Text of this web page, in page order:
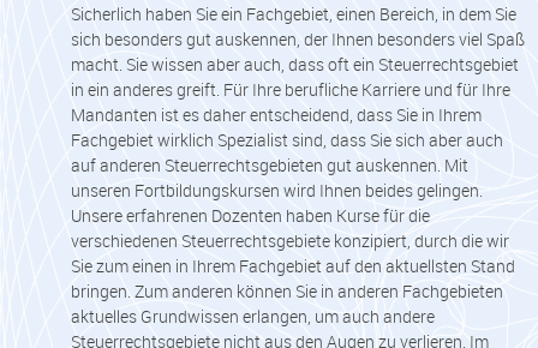
Sicherlich haben Sie ein Fachgebiet, einen Bereich, in dem Sie
sich besonders gut auskennen, der Ihnen besonders viel Spaß
macht. Sie wissen aber auch, dass oft ein Steuerrechtsgebiet
in ein anderes greift. Für Ihre berufliche Karriere und für Ihre
Mandanten ist es daher entscheidend, dass Sie in Ihrem
Fachgebiet wirklich Spezialist sind, dass Sie sich aber auch
auf anderen Steuerrechtsgebieten gut auskennen. Mit
unseren Fortbildungskursen wird Ihnen beides gelingen.
Unsere erfahrenen Dozenten haben Kurse für die
verschiedenen Steuerrechtsgebiete konzipiert, durch die wir
Sie zum einen in Ihrem Fachgebiet auf den aktuellsten Stand
bringen. Zum anderen können Sie in anderen Fachgebieten
aktuelles Grundwissen erlangen, um auch andere
Steuerrechtsgebiete nicht aus den Augen zu verlieren. Im